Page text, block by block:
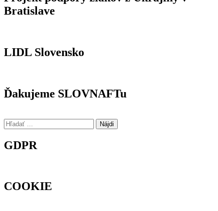
Bratislave
LIDL Slovensko
Ďakujeme SLOVNAFTu
Hľadať:
GDPR
COOKIE